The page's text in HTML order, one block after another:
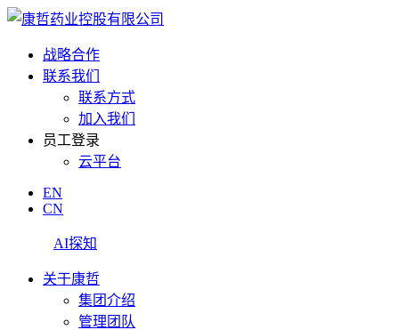
战略合作
联系我们
联系方式
加入我们
员工登录
云平台
EN
CN
AI探知
关于康哲
集团介绍
管理团队